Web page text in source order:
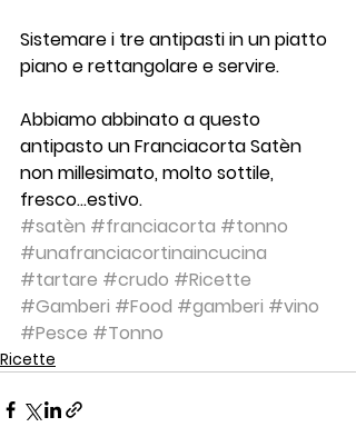
Sistemare i tre antipasti in un piatto
piano e rettangolare e servire.
Abbiamo abbinato a questo
antipasto un Franciacorta Satèn
non millesimato, molto sottile,
fresco…estivo.
#satèn #franciacorta #tonno
#unafranciacortinaincucina
#tartare #crudo #Ricette
#Gamberi #Food #gamberi #vino
#Pesce #Tonno
Ricette